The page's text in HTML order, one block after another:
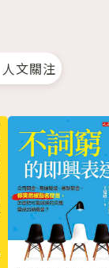
人文關注